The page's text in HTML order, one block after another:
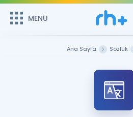
MENÜ
Sepetin Şu An
Remzi Hoca ile seni sınava
bekliyor!
MENÜ
Ana Sayfa Sözlük